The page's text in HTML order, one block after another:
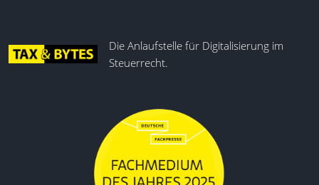
Die Anlaufstelle für Digitalisierung im
Steuerrecht.